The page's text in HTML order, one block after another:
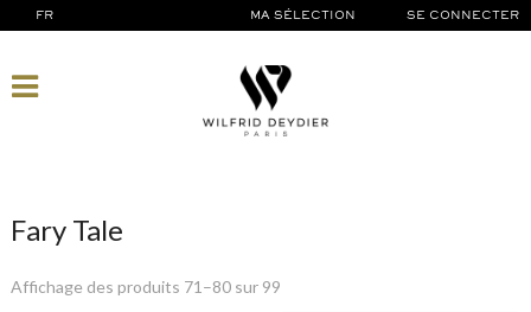
FR MA SÉLECTION SE CONNECTER
Fary Tale
Affichage des produits 71–80 sur 99